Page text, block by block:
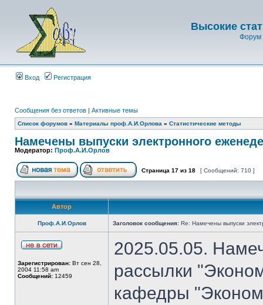
Высокие
Форум
Вход Регистрация
Сообщения без ответов | Активные темы
Список форумов » Материалы проф.А.И.Орлова » Статистические методы
Намечены выпуски электронного
Модератор: Проф.А.И.Орлов
Страница 17 из 18 [ Сообщений: 710 ]
Автор
Проф.А.И.Орлов Заголовок сообщения: Re: Намечены выпуски
Зарегистрирован: Вт сен 28,
2004 11:58 am
Сообщений: 12459
2025.05.05.
рассылки
кафедры